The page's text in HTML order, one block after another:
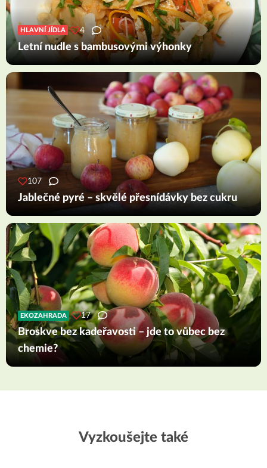
HLAVNÍ JÍDLA 4
Letní nudle s bambusovými výhonky
107
Jablečné pyré – skvělé přesnídávky bez cukru
EKOZAHRADA 17
Broskve bez kadeřavosti – jde to vůbec bez
chemie?
Vyzkoušejte také